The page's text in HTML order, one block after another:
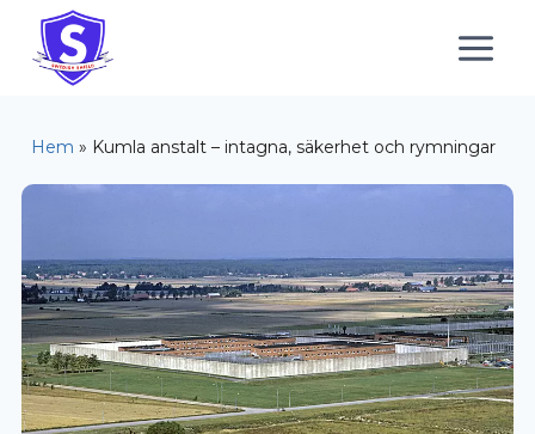
Hem » Kumla anstalt – intagna, säkerhet och rymningar